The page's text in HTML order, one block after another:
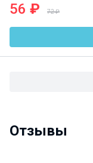
56 ₽ 72 ₽
Отзывы